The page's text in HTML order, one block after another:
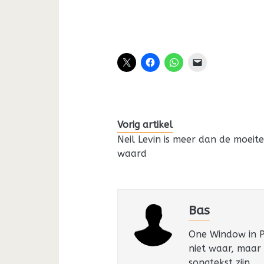
Vorig artikel
Neil Levin is meer dan de moeite
waard
Bas
One Window in
niet waar, maar